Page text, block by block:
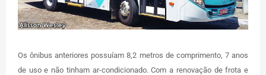
Os ônibus anteriores possuíam 8,2 metros de comprimento, 7 anos
de uso e não tinham ar-condicionado. Com a renovação de frota e